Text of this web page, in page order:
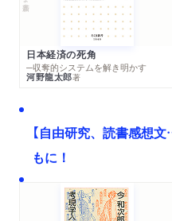
日本経済の死角
─収奪的システムを解き明かす
河野龍太郎著
【自由研究、読書感想
もに！